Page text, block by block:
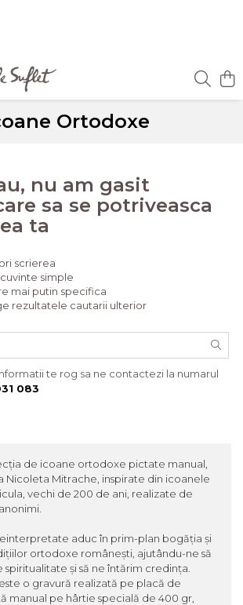
Ortodoxe
nu am gasit
sa se potriveasca
ta
scrierea
simple
mai putin specifica
rezultatele cautarii ulterior
te rog sa ne contactezi la numarul
083
de icoane ortodoxe pictate manual,
Nicoleta Mitrache, inspirate din icoanele
vechi de 200 de ani, realizate de
aduc în prim-plan bogăția și
ortodoxe românești, ajutându-ne să
și să ne întărim credința.
o gravură realizată pe placă de
manual pe hârtie specială de 400 gr,